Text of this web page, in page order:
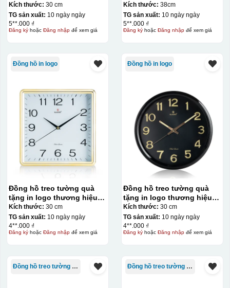
Kích thước: 30 cm
TG sản xuất: 10 ngày ngày
5**.000 ₫
Đăng kýhoặc Đăng nhậpđể xem giá
Kích thước: 38cm
TG sản xuất: 10 ngày ngày
5**.000 ₫
Đăng kýhoặc Đăng nhậpđể xem giá
Đồng hồ in logo
Đồng hồ treo tường quà
tặng in logo thương hiệu
Kashi 30cm KQ-DH19
Kích thước: 30 cm
TG sản xuất: 10 ngày ngày
4**.000 ₫
Đăng kýhoặc Đăng nhậpđể xem giá
Đồng hồ in logo
Đồng hồ treo tường quà
tặng in logo thương hiệu
Kashi tròn KQ-DH18
Kích thước: 30 cm
TG sản xuất: 10 ngày ngày
4**.000 ₫
Đăng kýhoặc Đăng nhậpđể xem giá
Đồng hồ treo tường Kashi Đồng hồ treo tường Kashi